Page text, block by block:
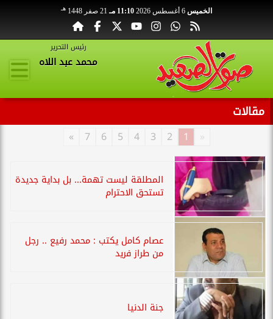
الخميس 11:10 مـ 21 صفر 1448 هـ
رئيس التحرير
محمد عبد اللاه
مقالات
«
1
2
3
4
5
6
7
»
المطلقة ليست تهمة... بل بداية جديدة
تستحق الاحترام
عصام كامل يكتب : محمد رفيع .. رجل
من طراز فريد
جنة الدنيا